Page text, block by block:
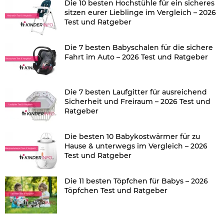
Die 10 besten Hochstühle für ein sicheres
sitzen eurer Lieblinge im Vergleich – 2026
Test und Ratgeber
Die 7 besten Babyschalen für die sichere
Fahrt im Auto – 2026 Test und Ratgeber
Die 7 besten Laufgitter für ausreichend
Sicherheit und Freiraum – 2026 Test und
Ratgeber
Die besten 10 Babykostwärmer für zu
Hause & unterwegs im Vergleich – 2026
Test und Ratgeber
Die 11 besten Töpfchen für Babys – 2026
Töpfchen Test und Ratgeber